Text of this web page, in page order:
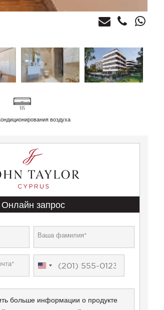
воздуха
Онлайн запрос
United